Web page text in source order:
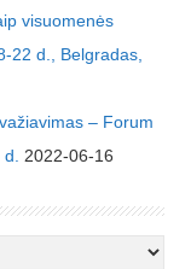
visuomenės
22 d., Belgradas,
– Forum
2022-06-16